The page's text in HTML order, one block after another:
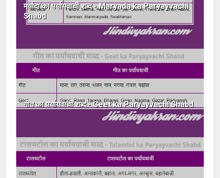
मर्यादा का पर्यायवाची शब्द - Maryada ka Paryayvachi
Shabd
गीत का पर्यायवाची शब्द - Geet ka Paryayvachi Shabd